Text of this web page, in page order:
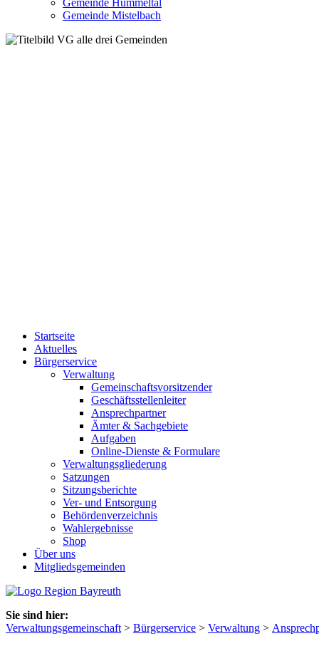
Gemeinde Hummeltal
Gemeinde Mistelbach
Startseite
Aktuelles
Bürgerservice
Verwaltung
Gemeinschaftsvorsitzender
Geschäftsstellenleiter
Ansprechpartner
Ämter & Sachgebiete
Aufgaben
Online-Dienste & Formulare
Verwaltungsgliederung
Satzungen
Sitzungsberichte
Ver- und Entsorgung
Behördenverzeichnis
Wahlergebnisse
Shop
Über uns
Mitgliedsgemeinden
Sie sind hier:
Verwaltungsgemeinschaft > Bürgerservice > Verwaltung >